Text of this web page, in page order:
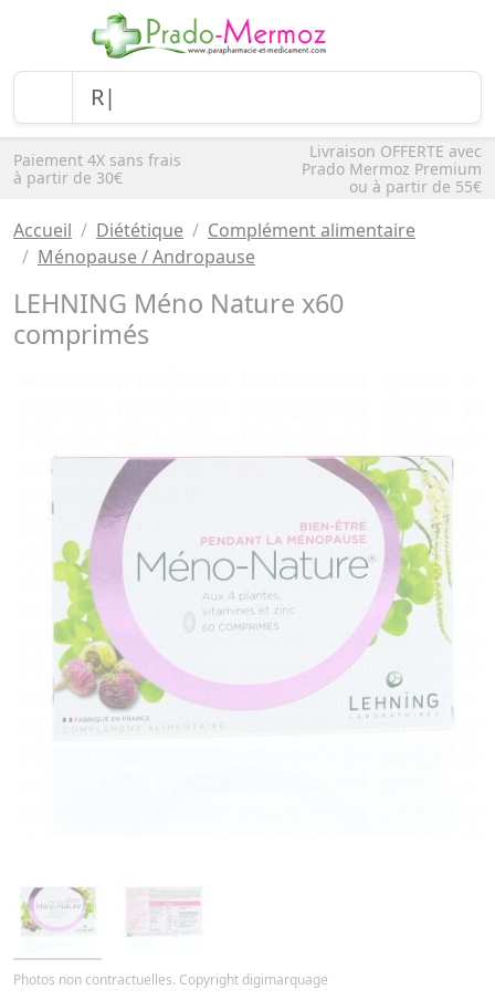
Paiement 4X sans frais
à partir de 30€
Livraison OFFERTE avec
Prado Mermoz Premium
ou à partir de 55€
Accueil Diététique
Complément alimentaire
Ménopause / Andropause
LEHNING Méno Nature x60
comprimés
Photos non contractuelles. Copyright digimarquage